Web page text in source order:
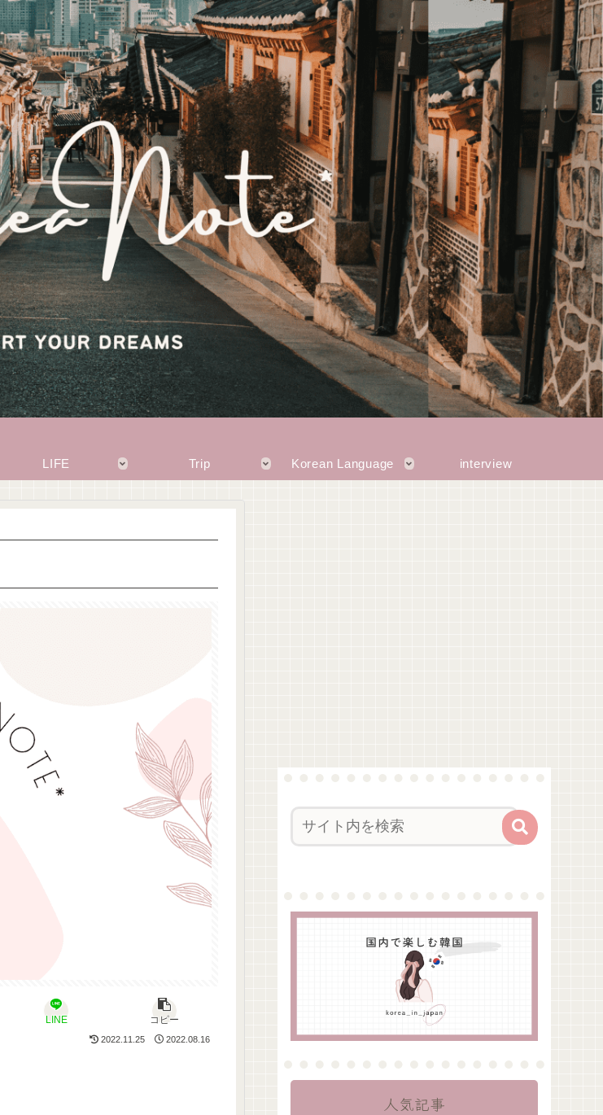
LIFE Trip Korean Language interview
LINE コピー
2022.11.25 2022.08.16
人気記事